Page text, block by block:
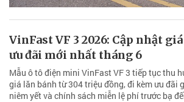
VinFast VF 3 2026: Cập nhật
ưu đãi mới nhất tháng 6
Mẫu ô tô điện mini VinFast VF 3 tiếp tục thu
giá lăn bánh từ 304 triệu đồng, đi kèm ưu đãi
niêm yết và chính sách miễn lệ phí trước bạ